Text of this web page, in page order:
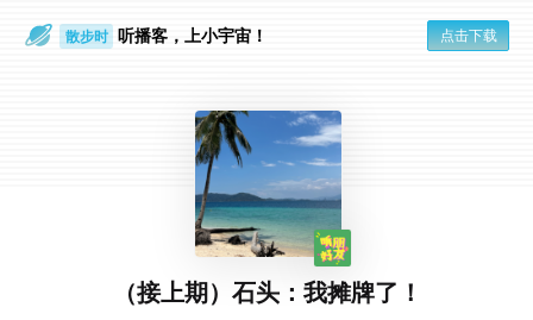
散步时 听播客，上小宇宙！ 点击下载
（接上期）石头：我摊牌了！